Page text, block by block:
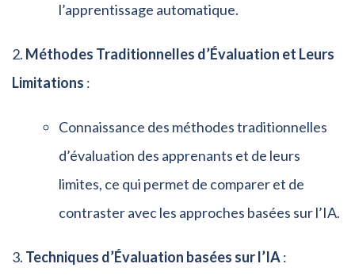
l’apprentissage automatique.
Méthodes Traditionnelles d’Évaluation et Leurs
Limitations :
Connaissance des méthodes traditionnelles
d’évaluation des apprenants et de leurs
limites, ce qui permet de comparer et de
contraster avec les approches basées sur l’IA.
Techniques d’Évaluation basées sur l’IA: